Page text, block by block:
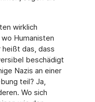
wirklich
Humanisten
das, dass
beschädigt
Nazis an einer
teil? Ja,
Wo sich